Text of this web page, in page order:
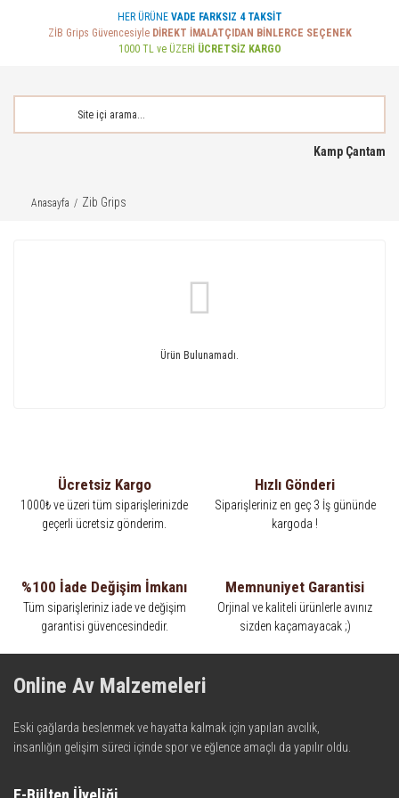
HER ÜRÜNE VADE FARKSIZ 4 TAKSİT
ZİB Grips Güvencesiyle DİREKT İMALATÇIDAN BİNLERCE SEÇENEK
1000 TL ve ÜZERİ ÜCRETSİZ KARGO
Kamp Çantam
Anasayfa Zib Grips
Ürün Bulunamadı.
Ücretsiz Kargo
1000₺ ve üzeri tüm siparişlerinizde
geçerli ücretsiz gönderim.
Hızlı Gönderi
Siparişleriniz en geç 3 İş gününde
kargoda !
%100 İade Değişim İmkanı
Tüm siparişleriniz iade ve değişim
garantisi güvencesindedir.
Memnuniyet Garantisi
Orjinal ve kaliteli ürünlerle avınız
sizden kaçamayacak ;)
Online Av Malzemeleri
Eski çağlarda beslenmek ve hayatta kalmak için yapılan avcılık,
insanlığın gelişim süreci içinde spor ve eğlence amaçlı da yapılır oldu.
teknolojinin dokunuşuyla av malzemelerinde en iyisini meydana